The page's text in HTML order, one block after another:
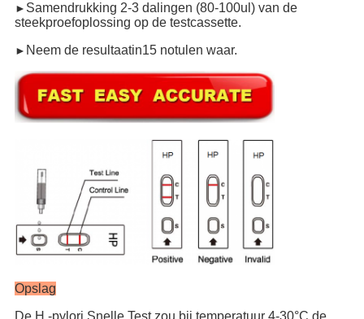
► Samendrukking 2-3 dalingen (80-100ul) van de
steekproefoplossing op de testcassette.
► Neem de resultaatin15 notulen waar.
Opslag
De H.-pylori Snelle Test zou bij temperatuur 4-30°C de